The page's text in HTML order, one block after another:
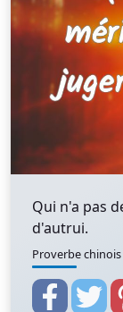
Qui n'a pas
d'autrui.
Proverbe chinois